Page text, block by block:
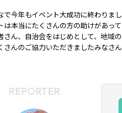
で今年もイベント大成功に終わりまし
は本当にたくさんの方の助けがあって
さん、自治会をはじめとして、地域の
さんのご協力いただきましたみなさ
REPORTER